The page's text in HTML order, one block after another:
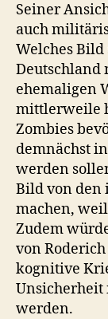
Seiner
auch
Welches Bild
Deutschland
ehemaligen
mittlerweile
Zombies
demnächst
werden
Bild von den
machen,
Zudem
von
kognitive
Unsicherheit
werden.